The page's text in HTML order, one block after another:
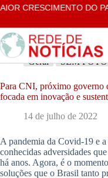
Pular
o
conteúdo
CRESCIMENTO DO
Geral
SEM FOTO
Para CNI, próximo governo
focada em inovação e
14 de julho de 2022
A pandemia da Covid-19 e
conhecidas adversidades
há anos. Agora, é o
soluções que o Brasil tanto